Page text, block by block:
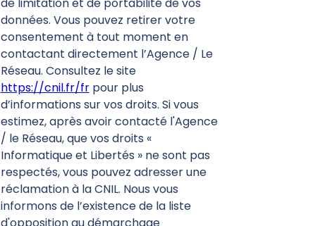
données. Vous pouvez retirer votre
consentement à tout moment en
contactant directement l’Agence / Le
Réseau. Consultez le site
https://cnil.fr/frpour plus
d’informations sur vos droits. Si vous
estimez, après avoir contacté l'Agence
/ le Réseau, que vos droits «
Informatique et Libertés » ne sont pas
respectés, vous pouvez adresser une
réclamation à la CNIL. Nous vous
informons de l’existence de la liste